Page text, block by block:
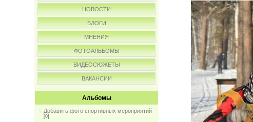
НОВОСТИ
БЛОГИ
МНЕНИЯ
ФОТОАЛЬБОМЫ
ВИДЕОСЮЖЕТЫ
ВАКАНСИИ
Альбомы
Добавить фото спортивных мероприятий
[0]